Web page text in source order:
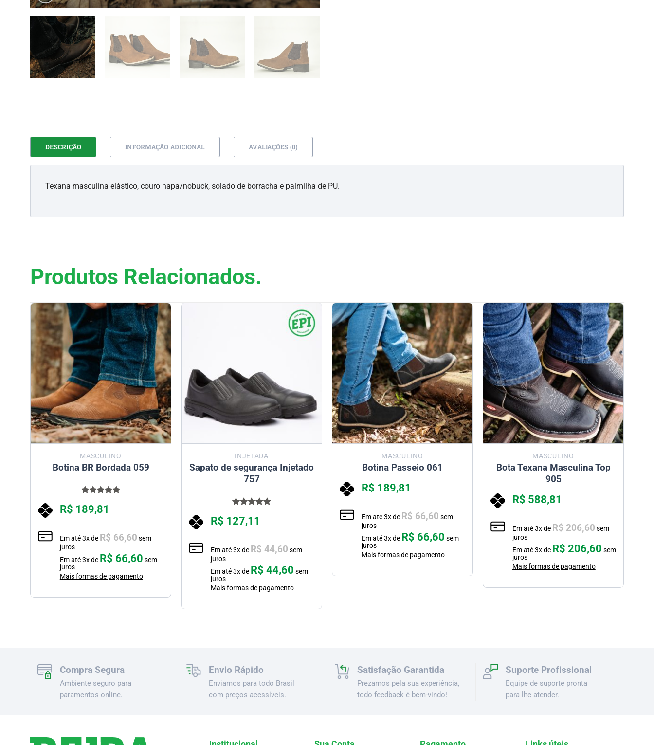
DESCRIÇÃO INFORMAÇÃO ADICIONAL AVALIAÇÕES (0)
Texana masculina elástico, couro napa/nobuck, solado de borracha e palmilha de PU.
Produtos Relacionados.
MASCULINO
Botina BR Bordada 059
5.00 de 5
R$ 189,81
Em até3x de R$ 66,60 sem
juros
Em até3x de R$ 66,60 sem
juros
Mais formas de pagamento
INJETADA
Sapato de segurança Injetado
757
5.00 de 5
R$ 127,11
Em até3x de R$ 44,60 sem
juros
Em até3x de R$ 44,60 sem
juros
Mais formas de pagamento
MASCULINO
Botina Passeio 061
R$ 189,81
Em até3x de R$ 66,60 sem
juros
Em até3x de R$ 66,60 sem
juros
Mais formas de pagamento
MASCULINO
Bota Texana Masculina Top
905
R$ 588,81
Em até3x de R$ 206,60 sem
juros
Em até3x de R$ 206,60 sem
juros
Mais formas de pagamento
Compra Segura
Ambiente seguro para
paramentos online.
Envio Rápido
Enviamos para todo Brasil
com preços acessíveis.
Satisfação Garantida
Prezamos pela sua experiência,
todo feedback é bem-vindo!
Suporte Profissional
Equipe de suporte pronta
para lhe atender.